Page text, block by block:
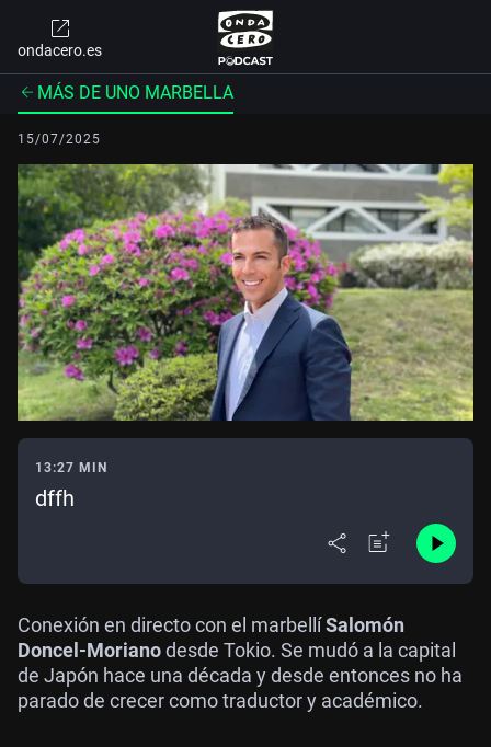
ondacero.es
MÁS DE UNO MARBELLA
15/07/2025
13:27 MIN
dffh
Conexión en directo con el marbellíSalomón
Doncel-Morianodesde Tokio. Se mudó a la capital
de Japón hace una década y desde entonces no ha
parado de crecer como traductor y académico.